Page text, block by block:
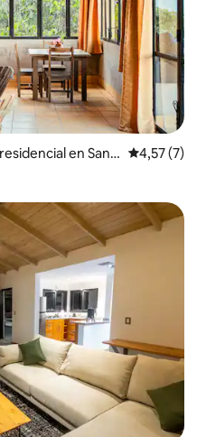
en San P Calificación
4,57 (7)